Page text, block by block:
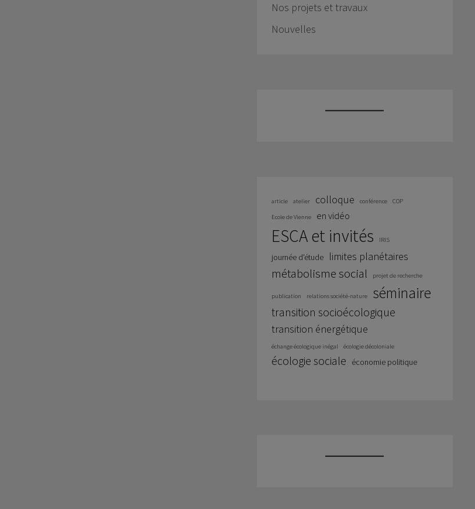
Nos projets et travaux
Nouvelles
article atelier colloque conférence COP
Ecole de Vienne en vidéo
ESCA et invités IRIS
journée d'étude limites planétaires
métabolisme social projet de recherche
publication relations société-nature séminaire
transition socioécologique
transition énergétique
échange écologique inégal écologie décoloniale
écologie sociale économie politique